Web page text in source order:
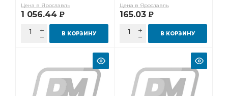
Цена в Ярославль
1 056.44 Р
В КОРЗИНУ
Цена в Ярославль
165.03 Р
В КОРЗИНУ